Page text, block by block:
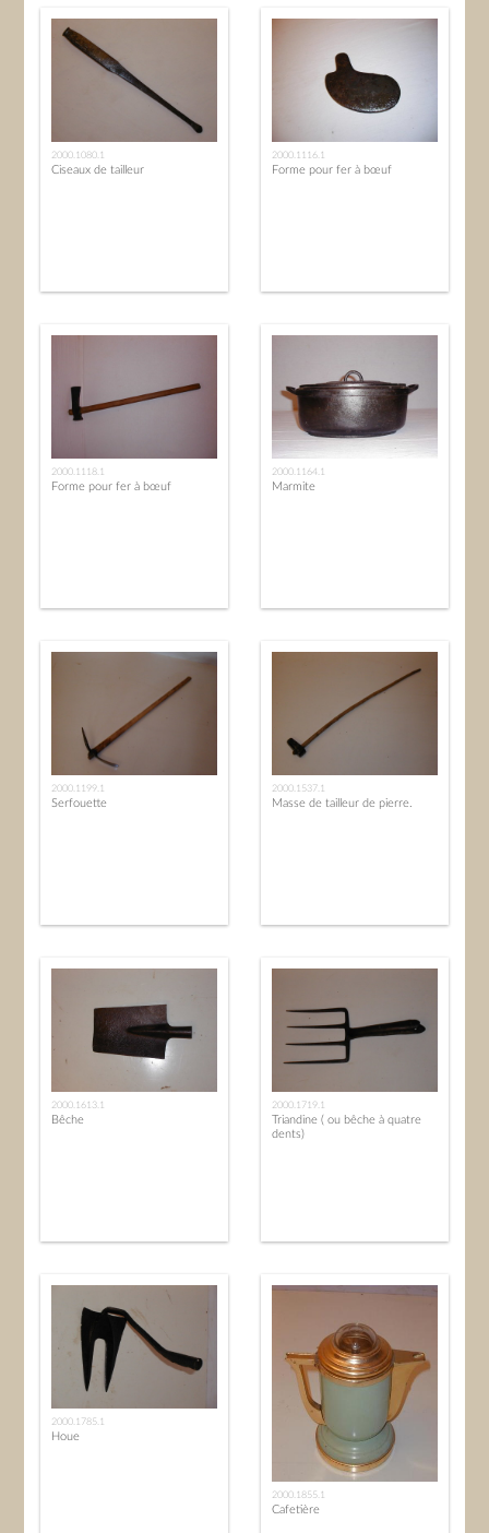
2000.1080.1
Ciseaux de tailleur
2000.1116.1
Forme pour fer à bœuf
2000.1118.1
Forme pour fer à bœuf
2000.1164.1
Marmite
2000.1199.1
Serfouette
2000.1537.1
Masse de tailleur de pierre.
2000.1613.1
Bêche
2000.1719.1
Triandine ( ou bêche à quatre
dents)
2000.1785.1
Houe
2000.1855.1
Cafetière